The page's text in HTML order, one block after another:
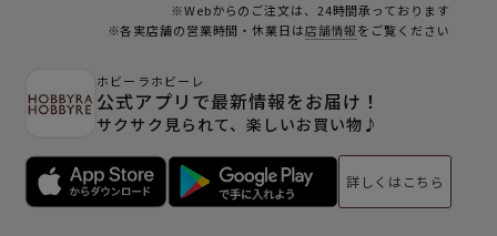
※Webからのご注文は、24時間承っております
※各実店舗の営業時間・休業日は店舗情報をご覧ください
ホビーラホビーレ
公式アプリで最新情報をお届け！
サクサク見られて、楽しいお買い物♪
詳しくはこちら